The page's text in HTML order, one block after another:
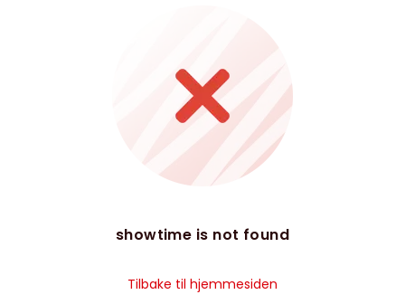
showtime is not found
Tilbake til hjemmesiden